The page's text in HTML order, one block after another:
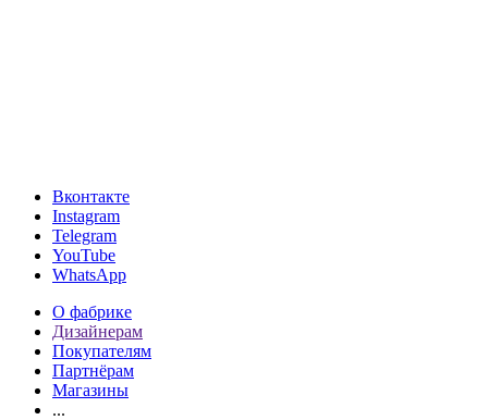
Вконтакте
Instagram
Telegram
YouTube
WhatsApp
О фабрике
Дизайнерам
Покупателям
Партнёрам
Магазины
...